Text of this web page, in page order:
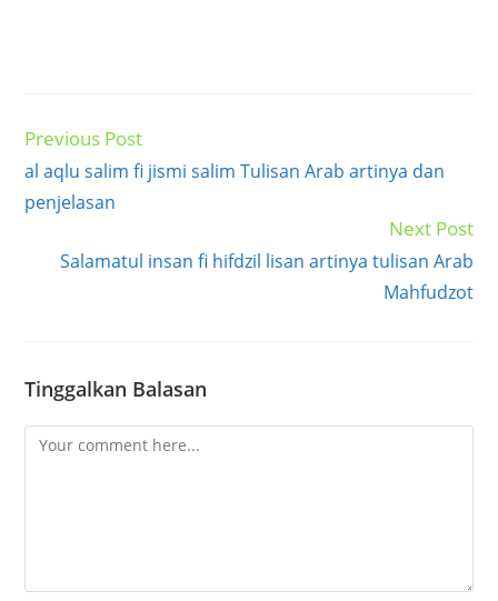
Read
articles
Previous Post
al aqlu salim fi jismi salim Tulisan Arab artinya dan
penjelasan
Next Post
Salamatul insan fi hifdzil lisan artinya tulisan Arab
Mahfudzot
Tinggalkan Balasan
Comment